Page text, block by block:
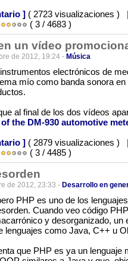
] ( 2723 visualizaciones
( 3 / 4683 )
un vídeo
de 2012, 19:24 - Música
electrónicos de
mío como banda sonora
al final de los dos vídeos
the DM-930 automotive
] ( 2879 visualizaciones
( 3 / 4485 )
de 2012, 23:33 - Desarrollo en
PHP es uno de los
Cuando veo código
y desorganizado, un
lenguajes como Java, C++ u
que PHP es ya un lenguaje